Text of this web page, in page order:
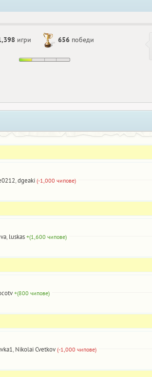
игри 656 победи
,dgeaki (-1,000 чипове)
, luskas +(1,600 чипове)
+(800 чипове)
, Nikolai Cvetkov (-1,000 чипове)